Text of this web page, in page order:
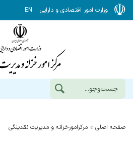
وزارت امور اقتصادی و دارایی EN
صفحه اصلی مرکزامورخزانه و مدیریت نقدینگی